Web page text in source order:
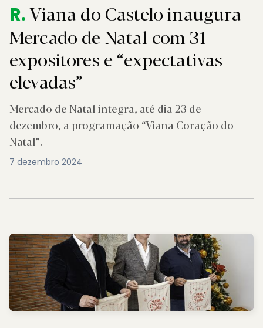
R.Viana do Castelo inaugura
Mercado de Natal com 31
expositores e “expectativas
elevadas”
Mercado de Natal integra, até dia 23 de
dezembro, a programação “Viana Coração do
Natal”.
7 dezembro 2024